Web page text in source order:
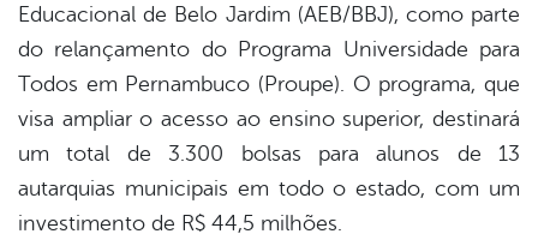
Educacional de Belo Jardim (AEB/BBJ), como parte
do relançamento do Programa Universidade para
Todos em Pernambuco (Proupe). O programa, que
visa ampliar o acesso ao ensino superior, destinará
um total de 3.300 bolsas para alunos de 13
autarquias municipais em todo o estado, com um
investimento de R$ 44,5 milhões.